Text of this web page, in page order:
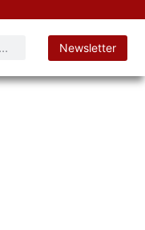
Newsletter